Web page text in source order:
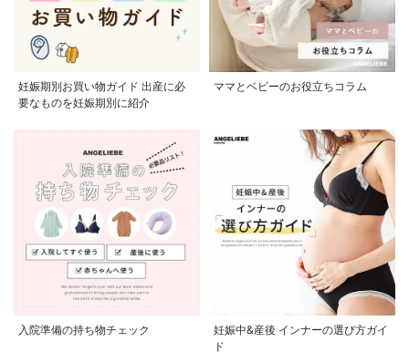
妊娠期別お買い物ガイド 出産に必
要なものを妊娠期別に紹介
ママとベビーのお役立ちコラム
入院準備の持ち物チェック
妊娠中&産後 インナーの選び方ガイ
ド